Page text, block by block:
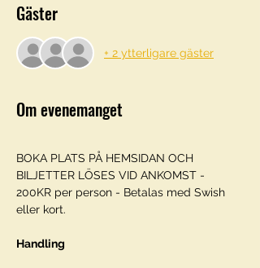
Gäster
+ 2 ytterligare gäster
Om evenemanget
BOKA PLATS PÅ HEMSIDAN OCH
BILJETTER LÖSES VID ANKOMST -
200KR per person - Betalas med Swish
eller kort.
Handling